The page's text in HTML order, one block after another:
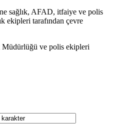
sağlık, AFAD, itfaiye ve polis
ekipleri tarafından çevre
Müdürlüğü ve polis ekipleri